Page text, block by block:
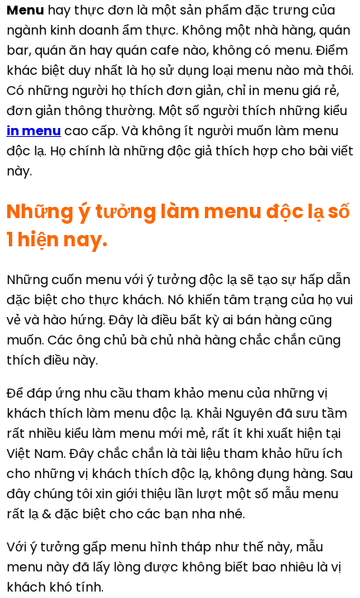
Menu hay thực đơn là một sản phẩm đặc trưng của
ngành kinh doanh ẩm thực. Không một nhà hàng, quán
bar, quán ăn hay quán cafe nào, không có menu. Điểm
khác biệt duy nhất là họ sử dụng loại menu nào mà thôi.
Có những người họ thích đơn giản, chỉ in menu giá rẻ,
đơn giản thông thường. Một số người thích những kiểu
in menu cao cấp. Và không ít người muốn làm menu
độc lạ. Họ chính là những độc giả thích hợp cho bài viết
này.
Những ý tưởng làm menu độc lạ số
1 hiện nay.
Những cuốn menu với ý tưởng độc lạ sẽ tạo sự hấp dẫn
đặc biệt cho thực khách. Nó khiến tâm trạng của họ vui
vẻ và hào hứng. Đây là điều bất kỳ ai bán hàng cũng
muốn. Các ông chủ bà chủ nhà hàng chắc chắn cũng
thích điều này.
Để đáp ứng nhu cầu tham khảo menu của những vị
khách thích làm menu độc lạ. Khải Nguyên đã sưu tầm
rất nhiều kiểu làm menu mới mẻ, rất ít khi xuất hiện tại
Việt Nam. Đây chắc chắn là tài liệu tham khảo hữu ích
cho những vị khách thích độc lạ, không đụng hàng. Sau
đây chúng tôi xin giới thiệu lần lượt một số mẫu menu
rất lạ & đặc biệt cho các bạn nha nhé.
Với ý tưởng gấp menu hình tháp như thế này, mẫu
menu này đã lấy lòng được không biết bao nhiêu là vị
khách khó tính.